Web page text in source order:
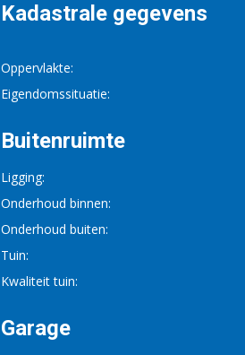
Kadastrale gegevens
Oppervlakte:
Eigendomssituatie:
Buitenruimte
Ligging:
Onderhoud binnen:
Onderhoud buiten:
Tuin:
Kwaliteit tuin:
Garage